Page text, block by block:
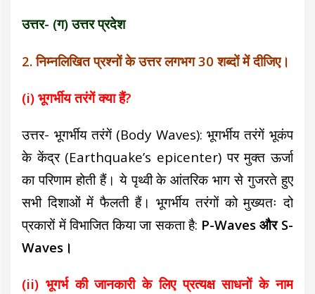
उत्तर- (ग) उत्तर प्रदेश
2. निम्नलिखित प्रश्नों के उत्तर लगभग 30 शब्दों में दीजिए।
(i) भूगर्भीय तरंगें क्या हैं?
उत्तर- भूगर्भीय तरंगें (Body Waves):भूगर्भीय तरंगें भूकंप
के केंद्र (Earthquake’s epicenter) पर मुक्त ऊर्जा
का परिणाम होती हैं। ये पृथ्वी के आंतरिक भाग से गुजरते हुए
सभी दिशाओं में फैलती हैं।भूगर्भीय तरंगोंको मुख्यतः दो
प्रकारों में विभाजित किया जा सकता है: P-Waves और S-
Waves ।
(ii) भूगर्भ की जानकारी के लिए प्रत्यक्ष साधनों के नाम